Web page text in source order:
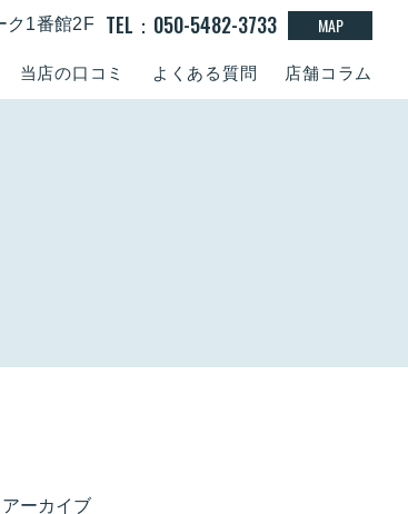
当店の口コミ よくある質問 店舗コラム
ク1番館2F TEL：050-5482-3733 MAP
アーカイブ